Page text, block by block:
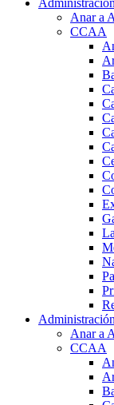
Anar a
CCAA
Anar a
CCAA